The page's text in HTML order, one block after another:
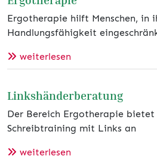
Ergotherapie hilft Menschen, in
Handlungsfähigkeit
weiterlesen
Linkshänderberatung
Der Bereich Ergotherapie
Schreibtraining mit Links an
weiterlesen